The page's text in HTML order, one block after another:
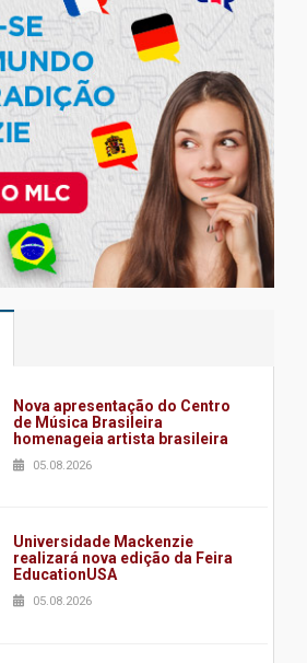
Nova apresentação do Centro
de Música Brasileira
homenageia artista brasileira
05.08.2026
Universidade Mackenzie
realizará nova edição da Feira
EducationUSA
05.08.2026